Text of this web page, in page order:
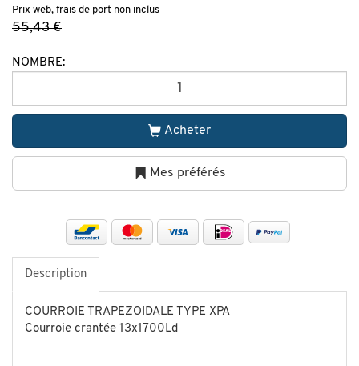
Prix web, frais de port non inclus
55,43 €
NOMBRE:
Acheter
Mes préférés
Description
COURROIE TRAPEZOIDALE TYPE XPA
Courroie crantée 13x1700Ld